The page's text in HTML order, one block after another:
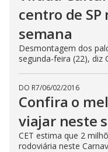
centro de
semana
Desmontagem dos
segunda-feira (22), diz
DO R7/06/02/2016
Confira o
viajar neste
CET estima que 2
rodoviária neste